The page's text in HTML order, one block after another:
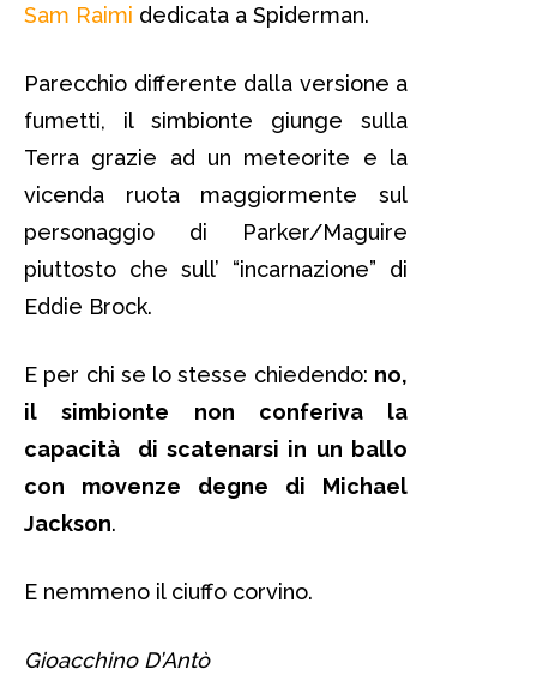
Sam Raimi dedicata a Spiderman.
Parecchio differente dalla versione a
fumetti, il simbionte giunge sulla
Terra grazie ad un meteorite e la
vicenda ruota maggiormente sul
personaggio di Parker/Maguire
piuttosto che sull’ “incarnazione” di
Eddie Brock.
E per chi se lo stesse chiedendo: no,
il simbionte non conferiva la
capacità di scatenarsi in un ballo
con movenze degne di Michael
Jackson.
E nemmeno il ciuffo corvino.
Gioacchino D’Antò